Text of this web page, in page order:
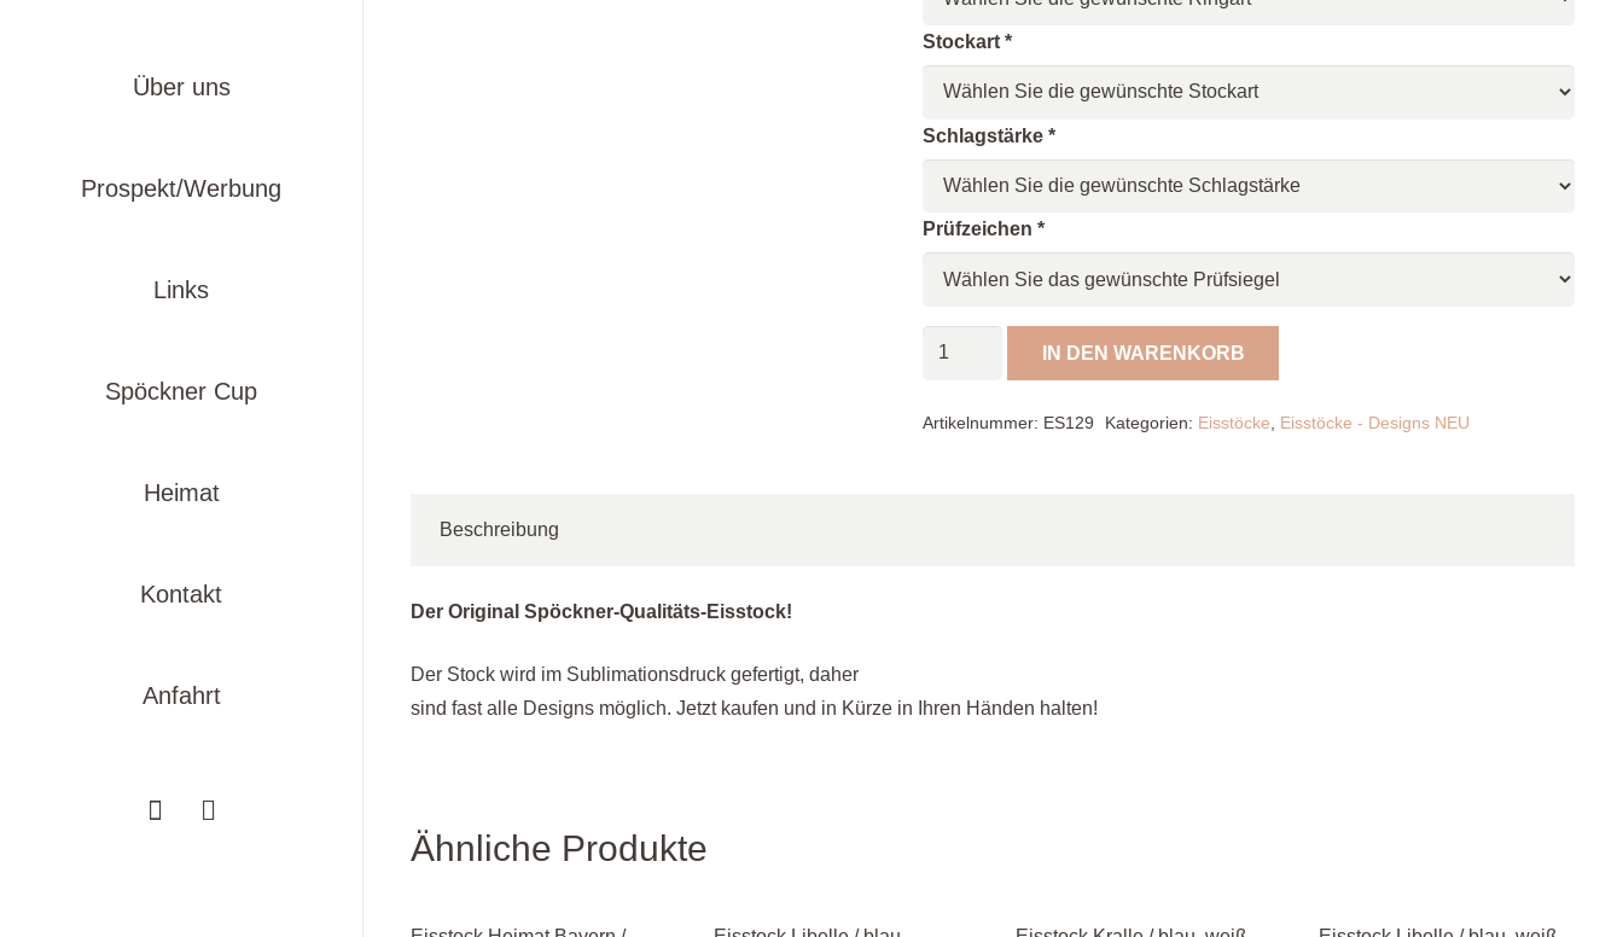
Über uns
Prospekt/Werbung
Links
Spöckner Cup
Heimat
Kontakt
Anfahrt
Stockart*
Schlagstärke*
Prüfzeichen*
Spöckner
IN DEN WARENKORB
Artikelnummer: ES129 Kategorien: Eisstöcke Eisstöcke - Designs NEU
Beschreibung
Der Original Spöckner-Qualitäts-Eisstock!
Der Stock wird im Sublimationsdruck gefertigt, daher
sind fast alle Designs möglich. Jetzt kaufen und in Kürze in Ihren Händen halten!
Ähnliche Produkte